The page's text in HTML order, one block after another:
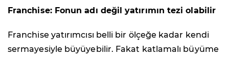
Franchise: Fonun adı değil yatırımın tezi olabilir
Franchise yatırımcısı belli bir ölçeğe kadar kendi
sermayesiyle büyüyebilir. Fakat katlamalı büyüme